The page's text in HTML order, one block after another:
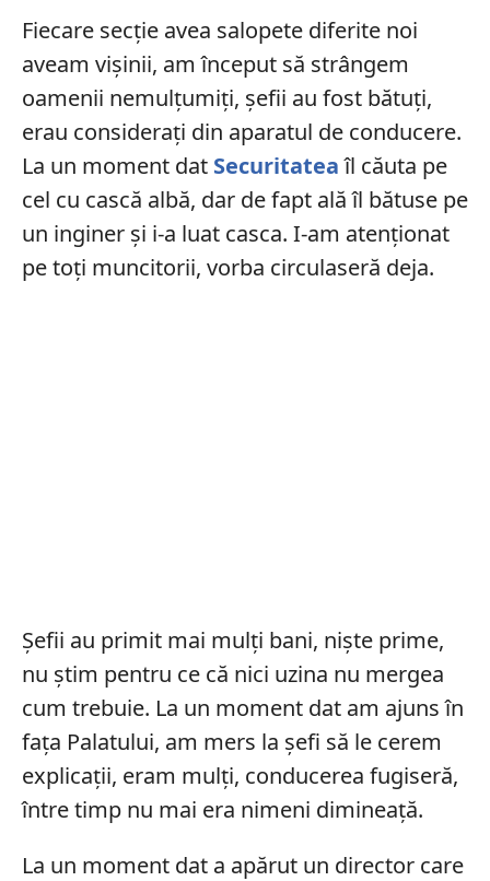
Fiecare secție avea salopete diferite noi
aveam vișinii, am început să strângem
oamenii nemulțumiți, șefii au fost bătuți,
erau considerați din aparatul de conducere.
La un moment dat Securitateaîl căuta pe
cel cu cască albă, dar de fapt ală îl bătuse pe
un inginer și i-a luat casca. I-am atenționat
pe toți muncitorii, vorba circulaseră deja.
Șefii au primit mai mulți bani, niște prime,
nu știm pentru ce că nici uzina nu mergea
cum trebuie. La un moment dat am ajuns în
fața Palatului, am mers la șefi să le cerem
explicații, eram mulți, conducerea fugiseră,
între timp nu mai era nimeni dimineață.
La un moment dat a apărut un director care